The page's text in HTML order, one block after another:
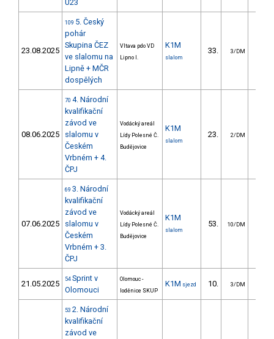
U23
23.08.2025
109 5. Český
pohár
Skupina ČEZ
ve slalomu na
Lipně + MČR
dospělých
Vltava pdo VD
Lipno I.
K1M
slalom
33. 3/DM
08.06.2025
70 4. Národní
kvalifikační
závod ve
slalomu v
Českém
Vrbném + 4.
ČPJ
Vodácký areál
Lídy Polesné Č.
Budějovice
K1M
slalom
23. 2/DM
07.06.2025
69 3. Národní
kvalifikační
závod ve
slalomu v
Českém
Vrbném + 3.
ČPJ
Vodácký areál
Lídy Polesné Č.
Budějovice
K1M
slalom
53. 10/DM
21.05.2025 54 Sprint v
Olomouci
Olomouc -
loděnice SKUP
K1M sjezd 10. 3/DM
53 2. Národní
kvalifikační
závod ve